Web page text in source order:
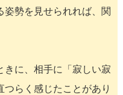
姿勢を見せられれば、関
きに、相手に「寂しい寂
つらく感じたことがあり